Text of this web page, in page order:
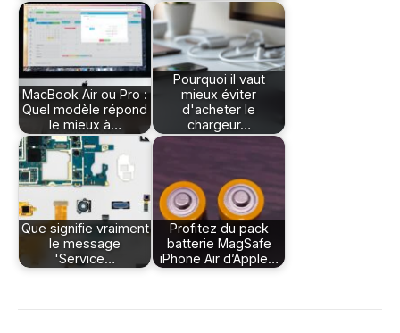
MacBook Air ou Pro :
Quel modèle répond
le mieux à…
Pourquoi il vaut
mieux éviter
d'acheter le
chargeur…
Que signifie vraiment
le message
'Service…
Profitez du pack
batterie MagSafe
iPhone Air d’Apple…